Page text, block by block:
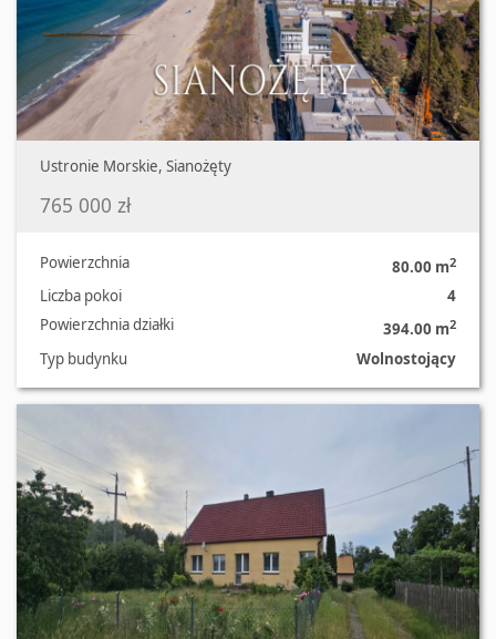
Ustronie Morskie, Sianożęty
765 000 zł
Powierzchnia 80.00 m2
Liczba pokoi
4
Powierzchnia działki
394.00 m2
Typ budynku
Wolnostojący